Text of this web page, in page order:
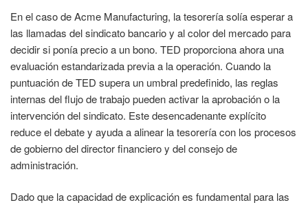
En el caso de Acme Manufacturing, la tesorería solía esperar a
las llamadas del sindicato bancario y al color del mercado para
decidir si ponía precio a un bono. TED proporciona ahora una
evaluación estandarizada previa a la operación. Cuando la
puntuación de TED supera un umbral predefinido, las reglas
internas del flujo de trabajo pueden activar la aprobación o la
intervención del sindicato. Este desencadenante explícito
reduce el debate y ayuda a alinear la tesorería con los procesos
de gobierno del director financiero y del consejo de
administración.
Dado que la capacidad de explicación es fundamental para las